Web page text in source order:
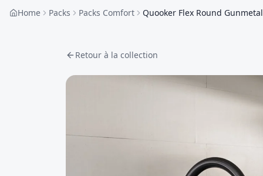
Home Packs Packs Comfort Quooker Flex Round Gunmetal
Retour à la collection